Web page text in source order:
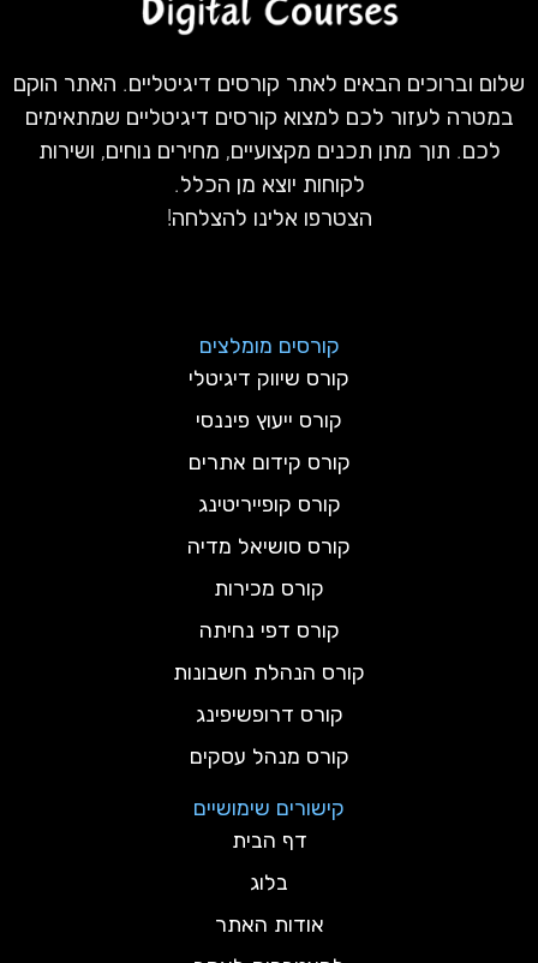
שלום וברוכים הבאים לאתר קורסים דיגיטליים. האתר הוקם
במטרה לעזור לכם למצוא קורסים דיגיטליים שמתאימים
לכם. תוך מתן תכנים מקצועיים, מחירים נוחים, ושירות
לקוחות יוצא מן הכלל.
הצטרפו אלינו להצלחה!
קורסים מומלצים
קורס שיווק דיגיטלי
קורס ייעוץ פיננסי
קורס קידום אתרים
קורס קופייריטינג
קורס סושיאל מדיה
קורס מכירות
קורס דפי נחיתה
קורס הנהלת חשבונות
קורס דרופשיפינג
קורס מנהל עסקים
קישורים שימושיים
דף הבית
בלוג
אודות האתר